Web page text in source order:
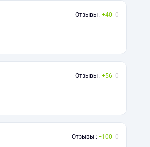
Отзывы : 40 0
Отзывы : 56 0
Отзывы : 100 0